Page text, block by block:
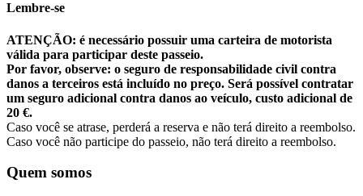
Lembre-se
ATENÇÃO: é necessário possuir uma carteira de motorista
válida para participar deste passeio.
Por favor, observe: o seguro de responsabilidade civil contra
danos a terceiros está incluído no preço. Será possível contratar
um seguro adicional contra danos ao veículo, custo adicional de
20 €.
Caso você se atrase, perderá a reserva e não terá direito a reembolso.
Caso você não participe do passeio, não terá direito a reembolso.
Quem somos